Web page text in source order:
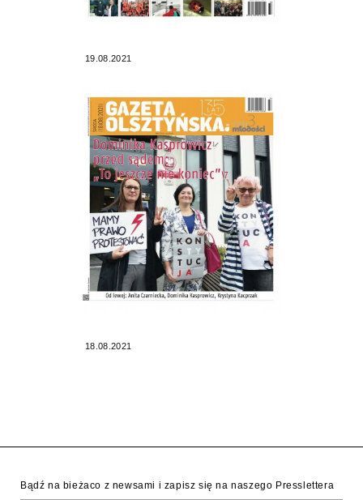
19.08.2021
18.08.2021
Bądź na bieżaco z newsami i zapisz się na naszego Presslettera